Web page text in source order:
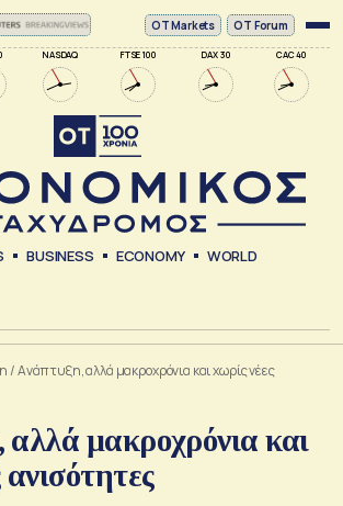
NASDAQ FTSE 100 DAX 30 CAC 40
ΟΤ Markets OT Forum
BUSINESS ECONOMY WORLD
/Ανάπτυξη, αλλά μακροχρόνια και χωρίς νέες
μακροχρόνια και
ανισότητες